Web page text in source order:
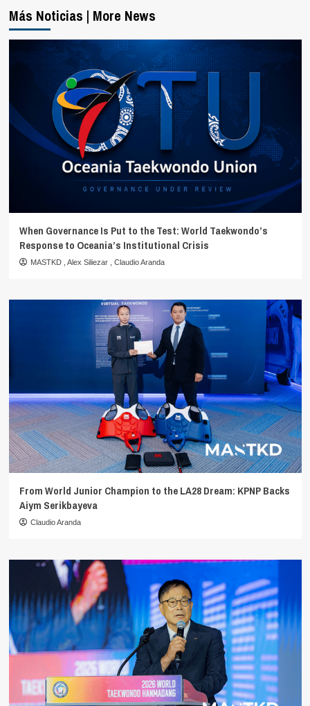
Más Noticias | More News
When Governance Is Put to the Test: World Taekwondo’s
Response to Oceania’s Institutional Crisis
MASTKD Alex Siliezar Claudio Aranda
From World Junior Champion to the LA28 Dream: KPNP Backs
Aiym Serikbayeva
Claudio Aranda